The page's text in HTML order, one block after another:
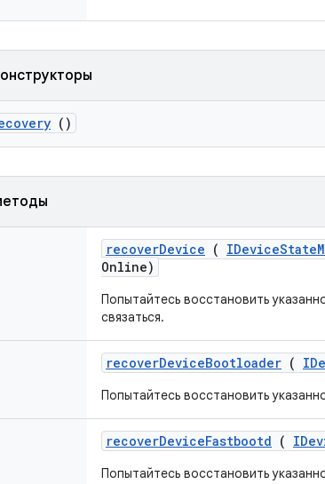
()
recoverDevice ( IDeviceState
Online)
Попытайтесь восстановить
связаться.
recoverDeviceBootloader (
Попытайтесь восстановить
recoverDeviceFastbootd (
Попытайтесь восстановить